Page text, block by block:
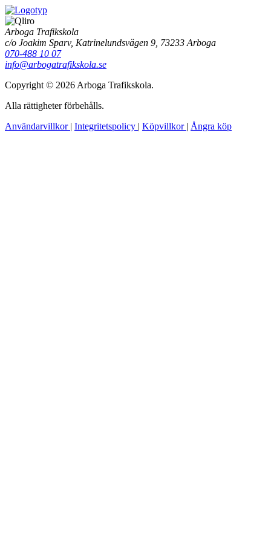
Arboga Trafikskola
c/o Joakim Sparv, Katrinelundsvägen 9, 73233 Arboga
070-488 10 07
info@arbogatrafikskola.se
Copyright © 2026 Arboga Trafikskola.
Alla rättigheter förbehålls.
Användarvillkor | Integritetspolicy | Köpvillkor | Ångra köp